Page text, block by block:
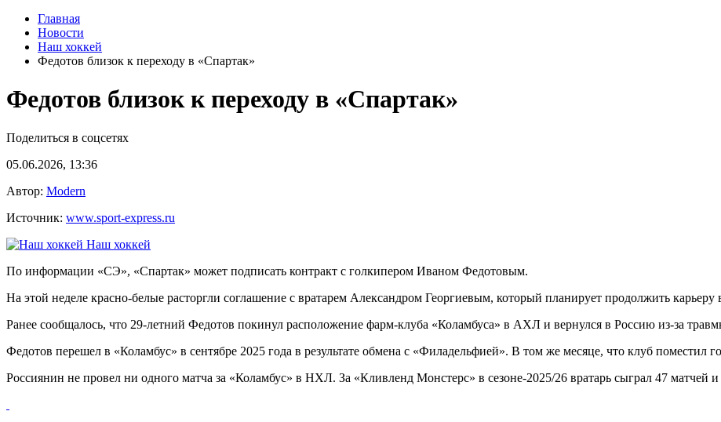
Главная
Новости
Наш хоккей
Федотов близок к переходу в «Спартак»
Федотов близок к переходу в «Спартак»
Поделиться в соцсетях
05.06.2026, 13:36
Автор: Modern
Источник: www.sport-express.ru
Наш хоккей
По информации «СЭ», «Спартак» может подписать контракт с голкипером Иваном Федотовым.
На этой неделе красно-белые расторгли соглашение с вратарем Александром Георгиевым, который планирует продолжить
Ранее сообщалось, что 29-летний Федотов покинул расположение фарм-клуба «Коламбуса» в АХЛ и вернулся в Россию из-за
Федотов перешел в «Коламбус» в сентябре 2025 года в результате обмена с «Филадельфией». В том же месяце, что клуб поместил
Россиянин не провел ни одного матча за «Коламбус» в НХЛ. За «Кливленд Монстерс» в сезоне-2025/26 вратарь сыграл 47 матчей и